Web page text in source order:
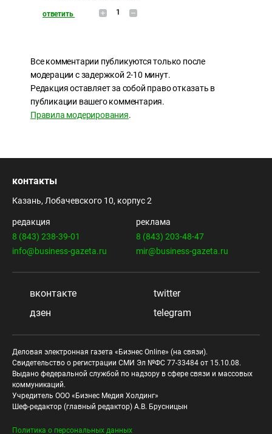
ответить 1
Все комментарии публикуются только после
модерации с задержкой 2-10 минут.
Редакция оставляет за собой право отказать в
публикации вашего комментария.
Правила модерирования.
контакты
Казань, Лобачевского 10, корпус 2
редакция
8 (843) 238-39-01
info@business-gazeta.ru
реклама
8 (843) 203-48-47
mir@business-gazeta.ru
вконтакте
twitter
дзен
telegram
Деловая электронная газета «Бизнес Online» (на связи).
Свидетельство о регистрации СМИ Эл №ФС 77-33484 от 15.10.08.
Выдано федеральной службой по надзору в сфере связи и массовых
коммуникаций.
Учредитель ООО «Бизнес Медия Холдинг»
Шеф-редактор (главный редактор) А.В. Брусницын
Политика о персональных данных